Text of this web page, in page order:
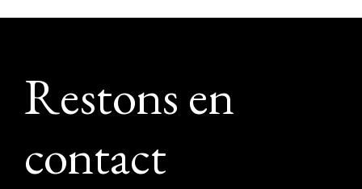
Footer
Restons en
contact